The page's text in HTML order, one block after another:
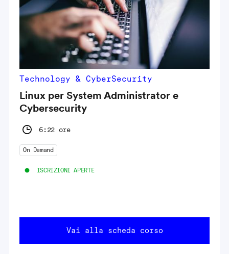
Technology & CyberSecurity
Linux per System Administrator e
Cybersecurity
6:22 ore
On Demand
ISCRIZIONI APERTE
Vai alla scheda corso